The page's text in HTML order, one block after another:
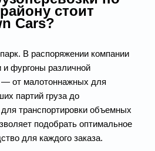
стоит
Cars?
В распоряжении компании
и фургоны различной
— от малотоннажных для
партий груза до
транспортировки объемных
подобрать оптимальное
для каждого заказа.